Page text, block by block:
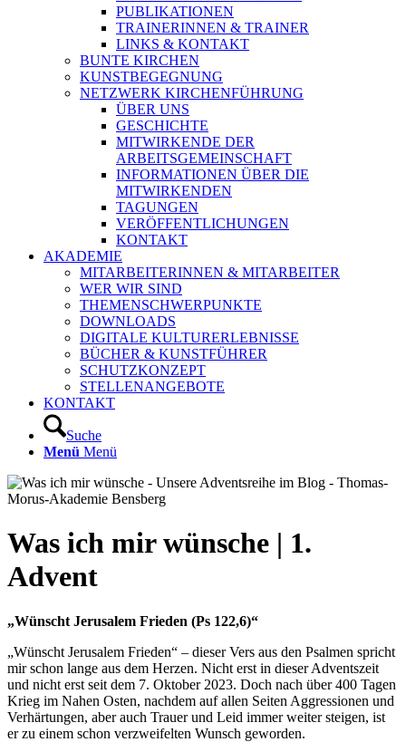
PUBLIKATIONEN
TRAINERINNEN & TRAINER
LINKS & KONTAKT
BUNTE KIRCHEN
KUNSTBEGEGNUNG
NETZWERK KIRCHENFÜHRUNG
ÜBER UNS
GESCHICHTE
MITWIRKENDE DER
ARBEITSGEMEINSCHAFT
INFORMATIONEN ÜBER DIE
MITWIRKENDEN
TAGUNGEN
VERÖFFENTLICHUNGEN
KONTAKT
AKADEMIE
MITARBEITERINNEN & MITARBEITER
WER WIR SIND
THEMENSCHWERPUNKTE
DOWNLOADS
DIGITALE KULTURERLEBNISSE
BÜCHER & KUNSTFÜHRER
SCHUTZKONZEPT
STELLENANGEBOTE
KONTAKT
Suche
Menü Menü
Was ich mir wünsche | 1.
Advent
„Wünscht Jerusalem Frieden (Ps 122,6)“
„Wünscht Jerusalem Frieden“ – dieser Vers aus den Psalmen spricht
mir schon lange aus dem Herzen. Nicht erst in dieser Adventszeit
und nicht erst seit dem 7. Oktober 2023. Doch nach über 400 Tagen
Krieg im Nahen Osten, nachdem auf allen Seiten Aggressionen und
Verhärtungen, aber auch Trauer und Leid immer weiter steigen, ist
er zu einem schon verzweifelten Wunsch geworden.